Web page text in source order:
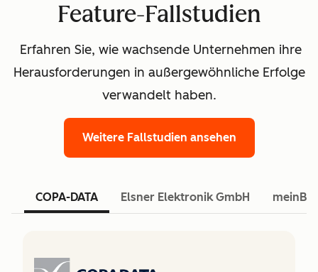
Feature-Fallstudien
Erfahren Sie, wie wachsende Unternehmen ihre
Herausforderungen in außergewöhnliche Erfolge
verwandelt haben.
Weitere Fallstudien ansehen
COPA-DATA Elsner Elektronik GmbH